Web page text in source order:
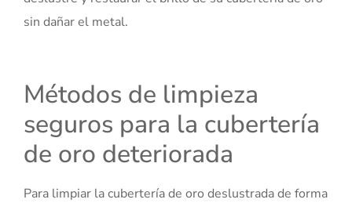
sin dañar el metal.
Métodos de limpieza
seguros para la cubertería
de oro deteriorada
Para limpiar la cubertería de oro deslustrada de forma